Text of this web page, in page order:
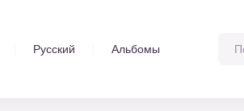
Русский Альбомы